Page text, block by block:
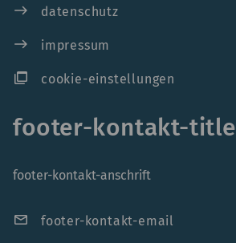
east datenschutz
east impressum
ad_group cookie-einstellungen
footer-kontakt-title
footer-kontakt-anschrift
mail footer-kontakt-email